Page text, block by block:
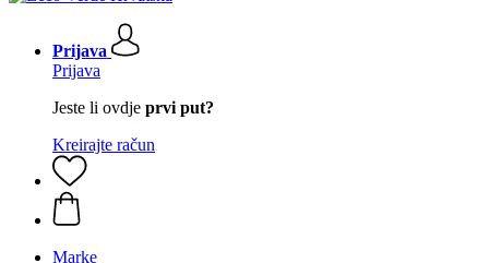
Prijava
Prijava
Jeste li ovdje prvi put?
Kreirajte račun
Marke